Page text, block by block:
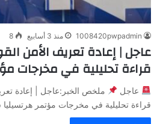
1008420pwpadmin منذ 3 أسابيع 8
عاجل | إعادة تعريف الأمن
قراءة تحليلية في مخرجات
عاجل
ملخص الخبر:عاجل | إعادة
قراءة تحليلية في مخرجات مؤتمر